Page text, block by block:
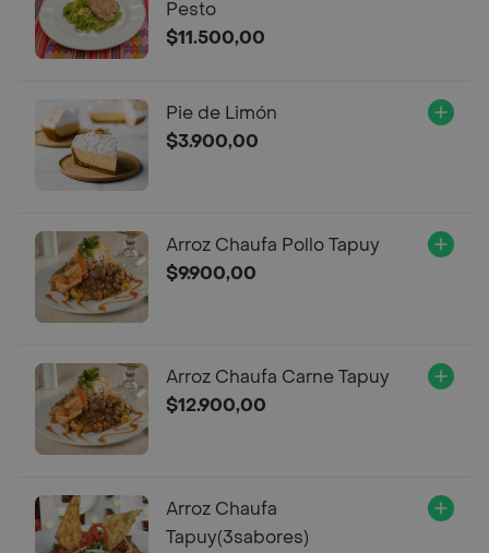
Pesto
$11.500,00
Pie de Limón
$3.900,00
Arroz Chaufa Pollo Tapuy
$9.900,00
Arroz Chaufa Carne Tapuy
$12.900,00
Arroz Chaufa
Tapuy(3sabores)